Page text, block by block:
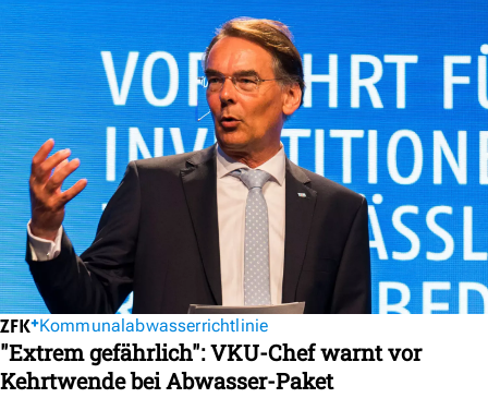
Kommunalabwasserrichtlinie
"Extrem gefährlich": VKU-Chef warnt vor
Kehrtwende bei Abwasser-Paket